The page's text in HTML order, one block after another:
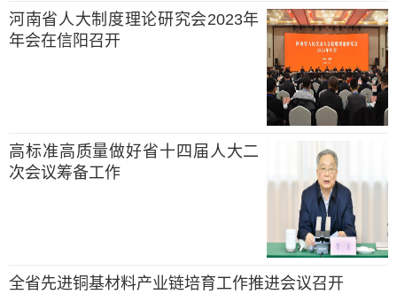
河南省人大制度理论研究会2023年
年会在信阳召开
高标准高质量做好省十四届人大二
次会议筹备工作
全省先进铜基材料产业链培育工作推进会议召开